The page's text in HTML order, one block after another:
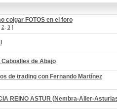
colgar FOTOS en el foro
2 3 ]
Caboalles de Abajo
de trading con Fernando Martínez
REINO ASTUR (Nembra-Aller-